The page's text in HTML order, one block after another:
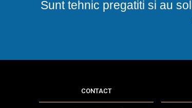
Sunt tehnic pregatiti si au
CONTACT